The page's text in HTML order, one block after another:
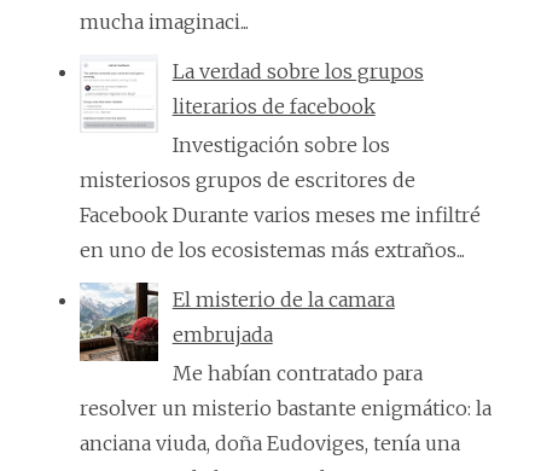
mucha imaginaci...
La verdad sobre los grupos
literarios de facebook
Investigación sobre los
misteriosos grupos de escritores de
Facebook Durante varios meses me infiltré
en uno de los ecosistemas más extraños...
El misterio de la camara
embrujada
Me habían contratado para
resolver un misterio bastante enigmático: la
anciana viuda, doña Eudoviges, tenía una